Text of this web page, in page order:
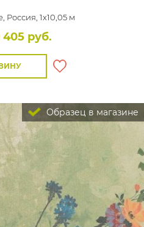
Россия, 1x10,05 м
405 руб.
Образец в магазине